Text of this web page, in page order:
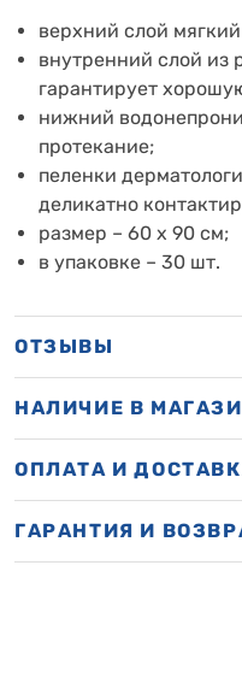
верхний слой
внутренний слой из
гарантирует
нижний
протекание;
пеленки
деликатно
размер – 60 х 90 см;
в упаковке – 30 шт.
ОТЗЫВЫ
НАЛИЧИЕ В
ОПЛАТА И
ГАРАНТИЯ И